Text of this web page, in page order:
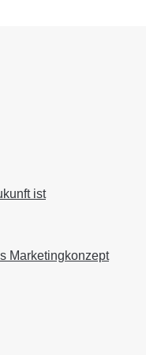
ist
Marketingkonzept